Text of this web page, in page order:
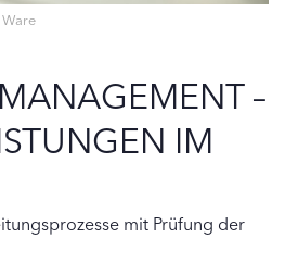
–
IM
mit Prüfung der